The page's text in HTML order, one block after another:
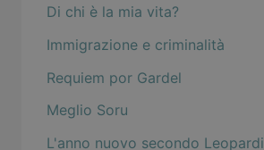
Di chi è la mia vita?
Immigrazione e criminalità
Requiem por Gardel
Meglio Soru
L'anno nuovo secondo Leopardi